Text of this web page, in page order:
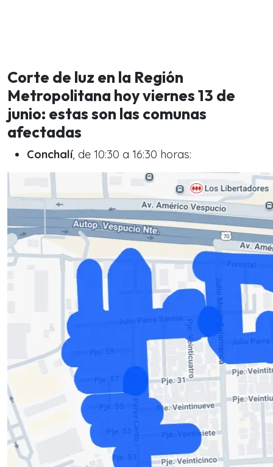
Corte de luz en la Región
Metropolitana hoy viernes 13 de
junio: estas son las comunas
afectadas
Conchalí, de 10:30 a 16:30 horas: